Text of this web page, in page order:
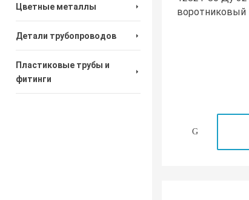
Цветные металлы
Детали трубопроводов
Пластиковые трубы и
фитинги